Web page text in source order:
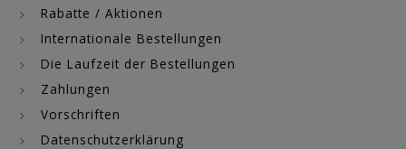
Rabatte / Aktionen
Internationale Bestellungen
Die Laufzeit der Bestellungen
Zahlungen
Vorschriften
Datenschutzerklärung